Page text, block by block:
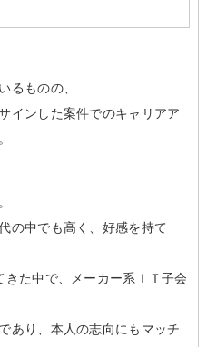
るものの、
インした案件でのキャリアア
の中でも高く、好感を持て
た中で、メーカー系ＩＴ子会
あり、本人の志向にもマッチ